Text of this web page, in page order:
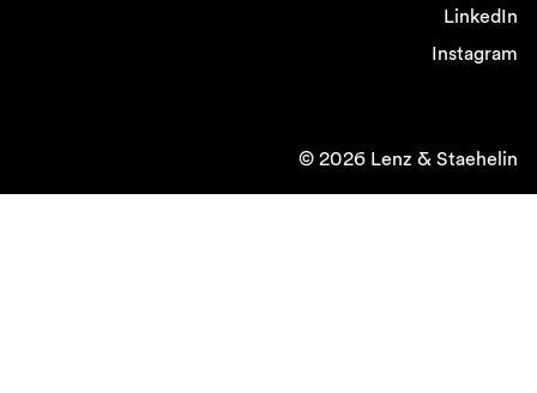
LinkedIn
Instagram
© 2026 Lenz & Staehelin